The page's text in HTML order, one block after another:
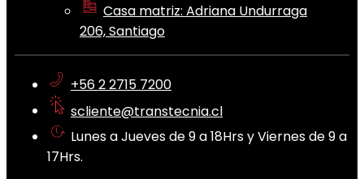
Casa matriz: Adriana Undurraga
206, Santiago
+56 2 2715 7200
scliente@transtecnia.cl
Lunes a Jueves de 9 a 18Hrs y Viernes de 9 a
17Hrs.